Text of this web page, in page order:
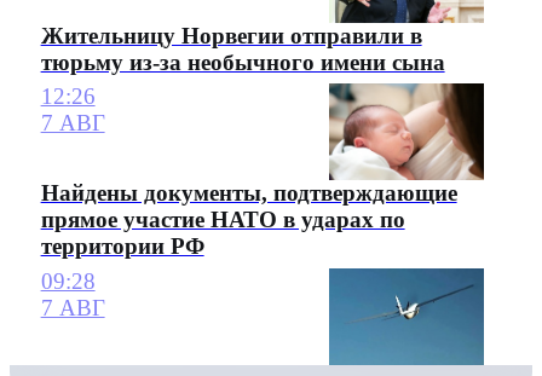
Жительницу Норвегии отправили в
тюрьму из-за необычного имени сына
12:26
7 АВГ
Найдены документы, подтверждающие
прямое участие НАТО в ударах по
территории РФ
09:28
7 АВГ